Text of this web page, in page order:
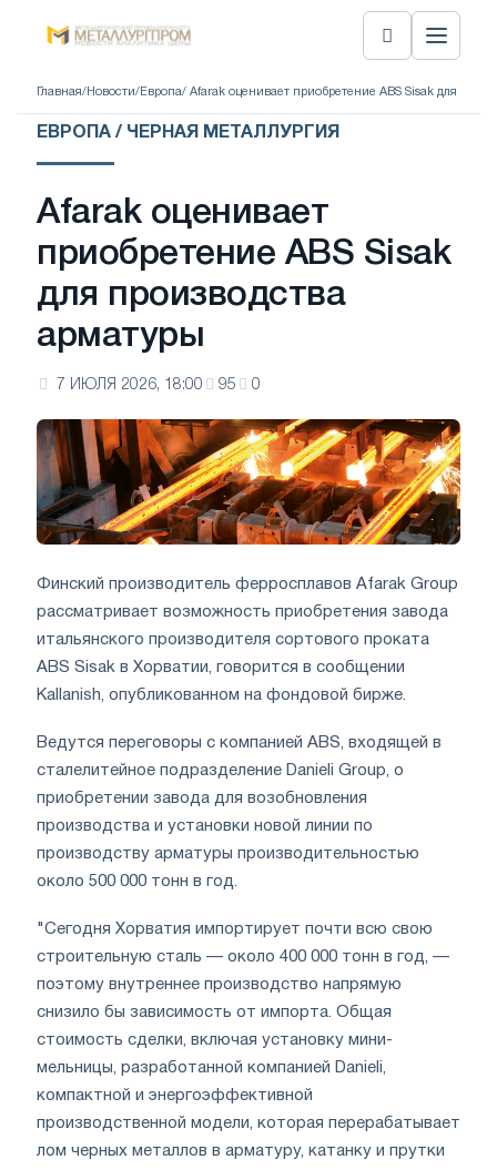
Главная/ Новости/ Европа/ Afarak оценивает приобретение ABS Sisak для
ЕВРОПА / ЧЕРНАЯ МЕТАЛЛУРГИЯ
Afarak оценивает
приобретение ABS Sisak
для производства
арматуры
7 ИЮЛЯ 2026, 18:00 95 0
Финский производитель ферросплавов Afarak Group
рассматривает возможность приобретения завода
итальянского производителя сортового проката
ABS Sisak в Хорватии, говорится в сообщении
Kallanish, опубликованном на фондовой бирже.
Ведутся переговоры с компанией ABS, входящей в
сталелитейное подразделение Danieli Group, о
приобретении завода для возобновления
производства и установки новой линии по
производству арматуры производительностью
около 500 000 тонн в год.
"Сегодня Хорватия импортирует почти всю свою
строительную сталь — около 400 000 тонн в год, —
поэтому внутреннее производство напрямую
снизило бы зависимость от импорта. Общая
стоимость сделки, включая установку мини-
мельницы, разработанной компанией Danieli,
компактной и энергоэффективной
производственной модели, которая перерабатывает
лом черных металлов в арматуру, катанку и прутки